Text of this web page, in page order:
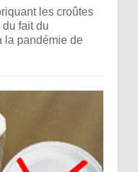
les croûtes
fait du
la pandémie de